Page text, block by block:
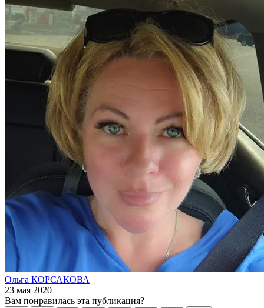
Ольга КОРСАКОВА
23 мая 2020
Вам понравилась эта публикация?